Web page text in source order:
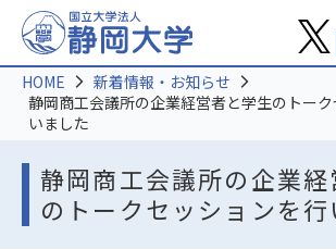
静岡商工会議所の企業経
のトークセッションを行
HOME
新着情報・お知らせ
静岡商工会議所の企業経営者と学生のトー
いました